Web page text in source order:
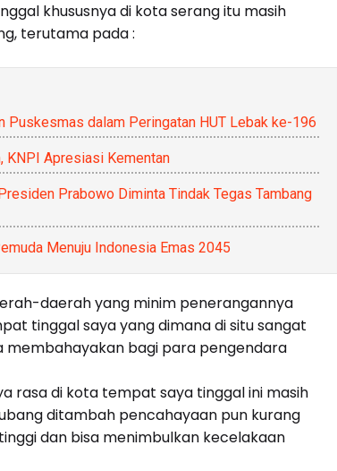
khususnya di kota serang itu masih
terutama pada :
Puskesmas dalam Peringatan HUT Lebak ke-196
KNPI Apresiasi Kementan
Prabowo Diminta Tindak Tegas Tambang
Menuju Indonesia Emas 2045
daerah yang minim penerangannya
tinggal saya yang dimana di situ sangat
membahayakan bagi para pengendara
rasa di kota tempat saya tinggal ini masih
ditambah pencahayaan pun kurang
dan bisa menimbulkan kecelakaan